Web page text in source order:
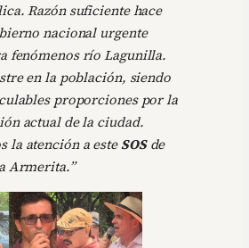
Razón suficiente hace
nacional urgente
fenómenos río Lagunilla.
en la población, siendo
proporciones por la
actual de la ciudad.
la atención a esteSOSde
Armerita.”